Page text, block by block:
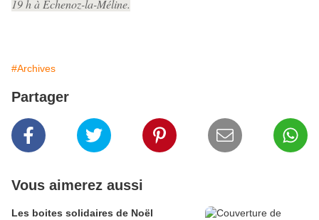
19 h à Échenoz-la-Méline.
#Archives
Partager
Vous aimerez aussi
Les boites solidaires de Noël